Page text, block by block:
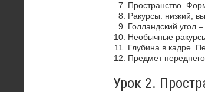
Пространство.
Ракурсы: низкий,
Голландский угол
Необычные
Глубина в кадре.
Предмет
Урок 2.